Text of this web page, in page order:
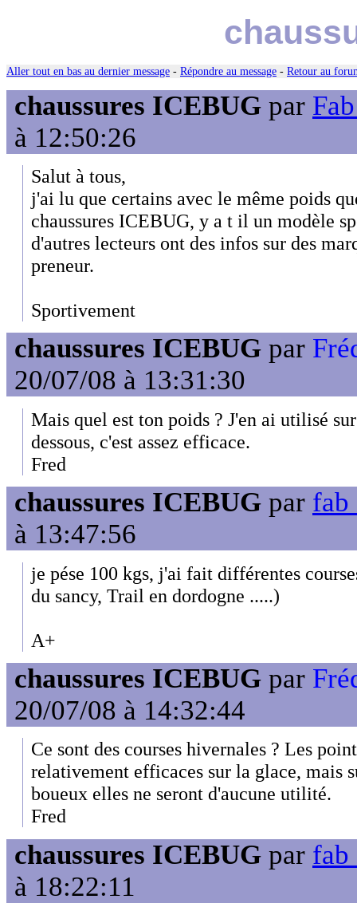
Aller tout en bas au dernier message - Répondre au message - Retour au
chaussures ICEBUG par
à 12:50:26
Salut à tous,
j'ai lu que certains avec le même poids
chaussures ICEBUG, y a t il un modèle
d'autres lecteurs ont des infos sur des
preneur.
Sportivement
chaussures ICEBUG par
20/07/08 à 13:31:30
Mais quel est ton poids ? J'en ai utilisé
dessous, c'est assez efficace.
Fred
chaussures ICEBUG par
à 13:47:56
je pése 100 kgs, j'ai fait différentes
du sancy, Trail en dordogne .....)
A+
chaussures ICEBUG par
20/07/08 à 14:32:44
Ce sont des courses hivernales ? Les
relativement efficaces sur la glace, mais
boueux elles ne seront d'aucune utilité.
Fred
chaussures ICEBUG par
à 18:22:11